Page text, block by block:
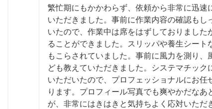
繁忙期にもかかわらず、依頼から非常に迅速
いただきました。事前に作業内容の確認もし
いたので、作業中は席をはずしておりました
ることができました。スリッパや養生シート
もこらされていました。事前に風力を測り、
ども教えていただきました。システマチック
いただいたので、プロフェッショナルにお任
ります。プロフィール写真でも爽やかだなあ
が、非常にはきはきと気持ちよく応対いただ